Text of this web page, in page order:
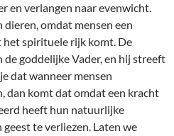
en verlangen naar evenwicht.
omdat mensen een
spirituele rijk komt. De
de goddelijke Vader, en hij streeft
dat wanneer mensen
dan komt dat omdat een kracht
heeft hun natuurlijke
te verliezen. Laten we